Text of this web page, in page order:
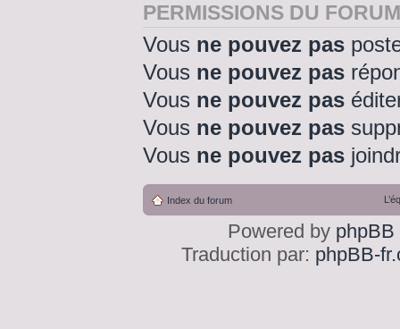
PERMISSIONS DU FORUM
Vous ne pouvez pas
Vous ne pouvez pas
Vous ne pouvez pas
Vous ne pouvez pas
Vous ne pouvez pas
Index du forum
Powered by phpBB
Traduction par: phpBB-